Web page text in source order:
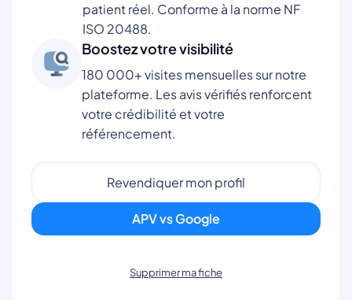
patient réel. Conforme à la norme NF
ISO 20488.
Boostez votre visibilité
180 000+ visites mensuelles sur notre
plateforme. Les avis vérifiés renforcent
votre crédibilité et votre
référencement.
Revendiquer mon profil
APV vs Google
Supprimer ma fiche